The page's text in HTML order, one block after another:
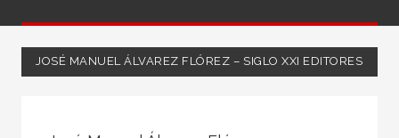
JOSÉ MANUEL ÁLVAREZ FLÓREZ – SIGLO XXI EDITORES